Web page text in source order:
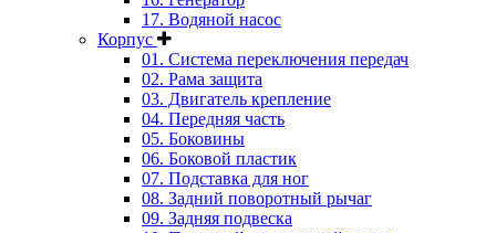
17. Водяной насос
Корпус
01. Система переключения передач
02. Рама защита
03. Двигатель крепление
04. Передняя часть
05. Боковины
06. Боковой пластик
07. Подставка для ног
08. Задний поворотный рычаг
09. Задняя подвеска